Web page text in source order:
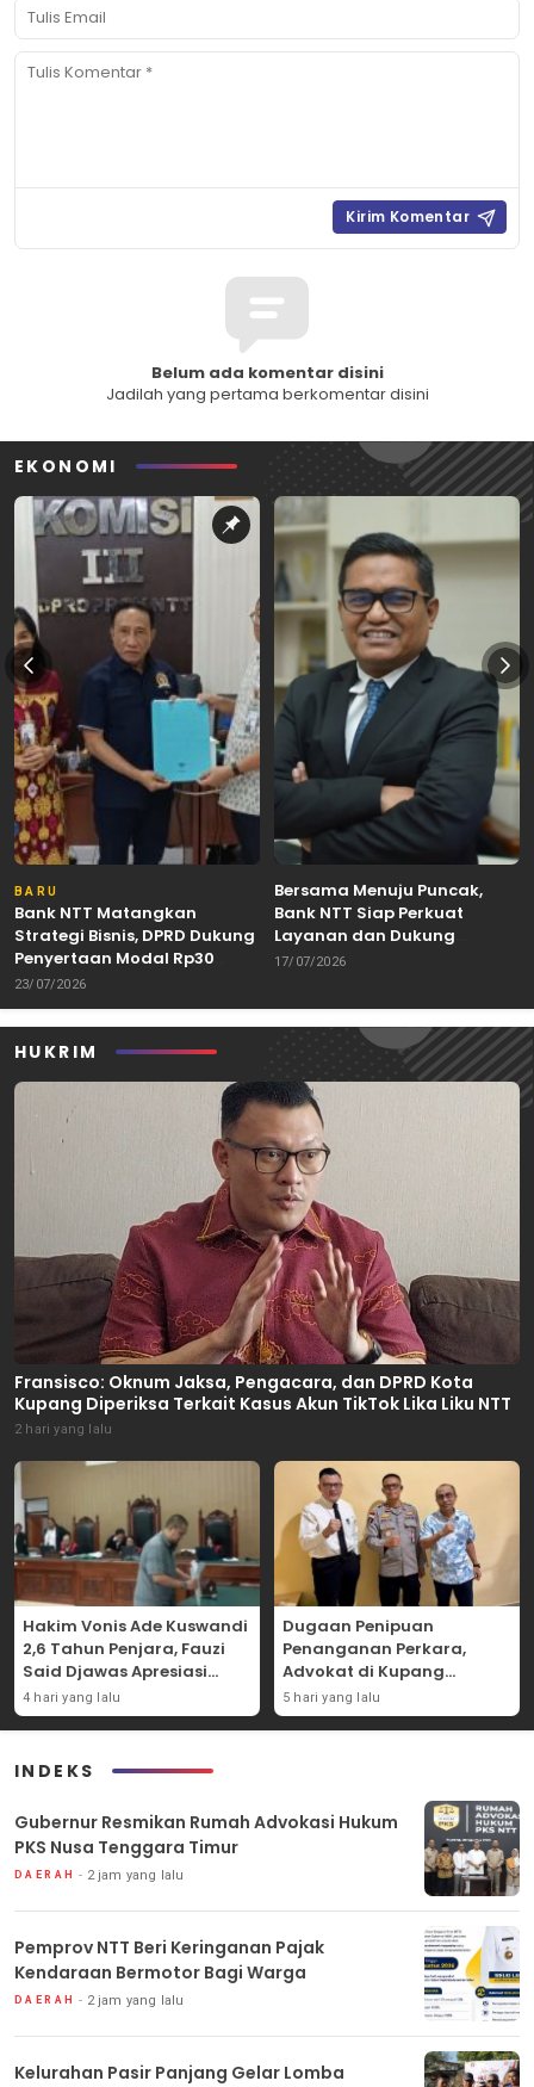
Belum ada komentar disini
Jadilah yang pertama berkomentar disini
EKONOMI
BARU
Bank NTT Matangkan
Strategi Bisnis, DPRD Dukung
Penyertaan Modal Rp30
Miliar
23/07/2026
Bersama Menuju Puncak,
Bank NTT Siap Perkuat
Layanan dan Dukung
Pertumbuhan Ekonomi NTT
17/07/2026
HUKRIM
Fransisco: Oknum Jaksa, Pengacara, dan DPRD Kota
Kupang Diperiksa Terkait Kasus Akun TikTok Lika Liku NTT
2 hari yang lalu
Hakim Vonis Ade Kuswandi
2,6 Tahun Penjara, Fauzi
Said Djawas Apresiasi
Putusan
4 hari yang lalu
Dugaan Penipuan
Penanganan Perkara,
Advokat di Kupang
Dilaporkan ke Polda NTT
5 hari yang lalu
INDEKS
Gubernur Resmikan Rumah Advokasi Hukum
PKS Nusa Tenggara Timur
DAERAH 2 jam yang lalu
Pemprov NTT Beri Keringanan Pajak
Kendaraan Bermotor Bagi Warga
DAERAH 2 jam yang lalu
Kelurahan Pasir Panjang Gelar Lomba